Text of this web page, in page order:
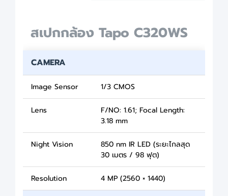
สเปกกล้อง Tapo C320WS
CAMERA
Image Sensor 1/3 CMOS
Lens
F/NO: 1.61; Focal Length:
3.18 mm
Night Vision
850 nm IR LED (ระยะไกลสุด
30 เมตร / 98 ฟุต)
Resolution 4 MP (2560 × 1440)